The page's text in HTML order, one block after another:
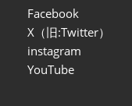
Facebook
X（旧:Twitter）
instagram
YouTube